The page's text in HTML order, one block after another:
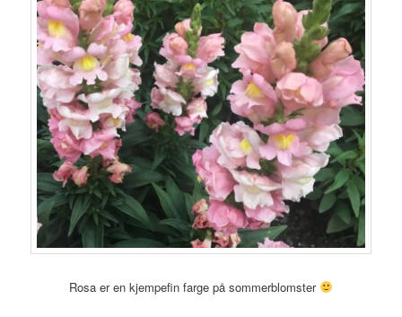
Rosa er en kjempefin farge på sommerblomster